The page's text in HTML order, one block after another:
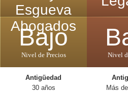
Esgueva
Abogados
Bajo
Nivel de Precios
Antigüedad
30 años
Nivel
Más